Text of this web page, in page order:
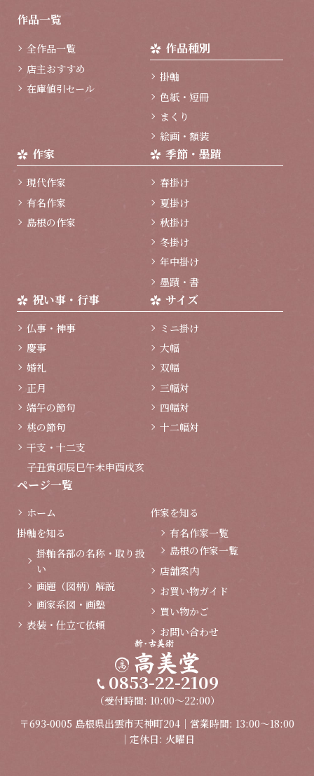
作品一覧
全作品一覧
店主おすすめ
在庫値引セール
作品種別
掛軸
色紙・短冊
まくり
絵画・額装
作家
現代作家
有名作家
島根の作家
季節・墨蹟
春掛け
夏掛け
秋掛け
冬掛け
年中掛け
墨蹟・書
祝い事・行事
仏事・神事
慶事
婚礼
正月
端午の節句
桃の節句
干支・十二支
子丑寅卯辰巳午未申酉戌亥
サイズ
ミニ掛け
大幅
双幅
三幅対
四幅対
十二幅対
ページ一覧
ホーム
掛軸を知る
掛軸各部の名称・取り扱
い
画題（図柄）解説
画家系図・画塾
表装・仕立て依頼
作家を知る
有名作家一覧
島根の作家一覧
店舗案内
お買い物ガイド
買い物かご
お問い合わせ
0853-22-2109
（受付時間: 10:00～22:00）
〒693-0005 島根県出雲市天神町204｜営業時間: 13:00～18:00
｜定休日: 火曜日